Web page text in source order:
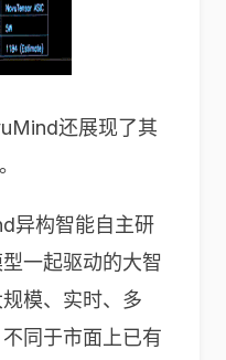
还展现了其
异构智能自主研
一起驱动的大智
模、实时、多
同于市面上已有